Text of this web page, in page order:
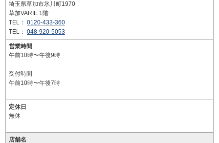
埼玉県草加市氷川町1970
草加VARIE 1階
TEL： 0120-433-360
TEL： 048-920-5053
営業時間
午前10時〜午後9時
受付時間
午前10時〜午後7時
定休日
無休
店舗名